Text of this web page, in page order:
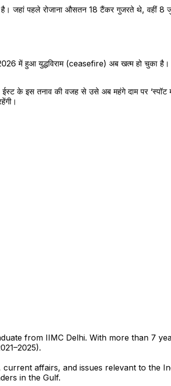
जहां पहले रोजाना औसतन 18 टैंकर गुजरते थे, वहीं
में हुआ युद्धविराम (ceasefire) अब खत्म हो चुका
के इस तनाव की वजह से उसे अब महंगे दाम पर ‘स्पॉट
from IIMC Delhi. With more than 7
affairs, and issues relevant to the
in the Gulf.